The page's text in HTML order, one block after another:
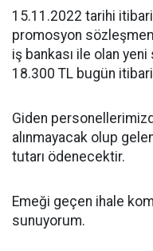
15.11.2022 tarihi
promosyon
iş bankası ile olan
18.300 TL bugün
Giden
alınmayacak olup
tutarı ödenecektir.
Emeği geçen ihale
sunuyorum.